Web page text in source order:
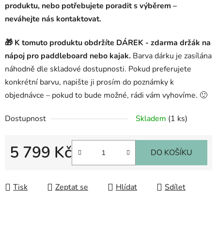
produktu, nebo potřebujete poradit s výběrem –
neváhejte nás kontaktovat.
🎁 K tomuto produktu obdržíte DÁREK - zdarma držák na
nápoj pro paddleboard nebo kajak. Barva dárku je zasílána
náhodně dle skladové dostupnosti. Pokud preferujete
konkrétní barvu, napište ji prosím do poznámky k
objednávce – pokud to bude možné, rádi vám vyhovíme. 🙂
Dostupnost Skladem (1 ks)
5 799 Kč DO KOŠÍKU
Tisk Zeptat se Hlídat Sdílet